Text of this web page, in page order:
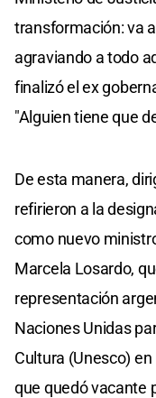
transformación: va
agraviando a todo
finalizó el ex
"Alguien tiene que
De esta manera,
refirieron a la
como nuevo
Marcela Losardo,
representación
Naciones Unidas
Cultura (Unesco)
que quedó vacante